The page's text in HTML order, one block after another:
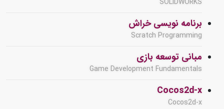
برنامه نویسی خراش
Scratch Programming
مبانی توسعه بازی
Game Development Fundamentals
Cocos2d-x
Cocos2d-x